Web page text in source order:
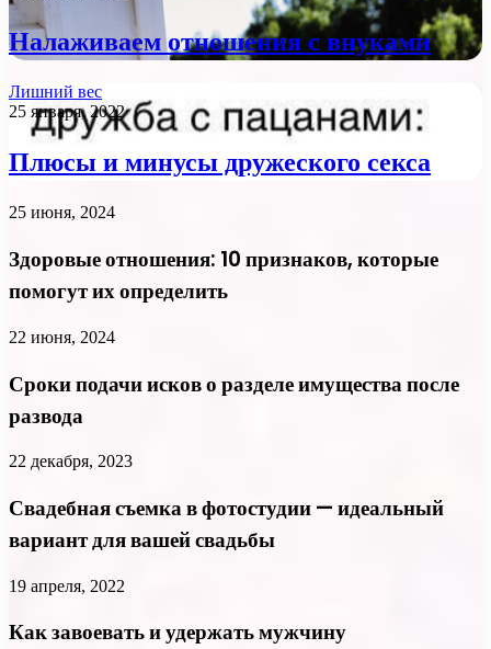
Налаживаем отношения с внуками
Лишний вес
25 января, 2022
Плюсы и минусы дружеского секса
25 июня, 2024
Здоровые отношения: 10 признаков, которые
помогут их определить
22 июня, 2024
Сроки подачи исков о разделе имущества после
развода
22 декабря, 2023
Свадебная съемка в фотостудии — идеальный
вариант для вашей свадьбы
19 апреля, 2022
Как завоевать и удержать мужчину